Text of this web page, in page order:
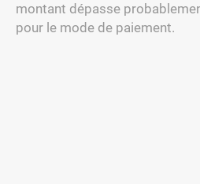
montant dépasse
pour le mode de paiement.